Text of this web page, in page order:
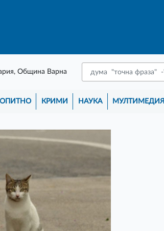
Община Варна
КРИМИ НАУКА МУЛТИМЕДИЯ